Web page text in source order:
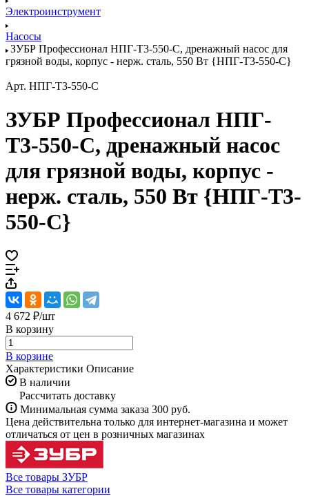
Электроинструмент
Насосы
ЗУБР Профессионал НПГ-Т3-550-С, дренажный насос для
грязной воды, корпус - нерж. сталь, 550 Вт {НПГ-Т3-550-С}
Арт. НПГ-Т3-550-С
ЗУБР Профессионал НПГ-
Т3-550-С, дренажный насос
для грязной воды, корпус -
нерж. сталь, 550 Вт {НПГ-Т3-
550-С}
4 672 ₽/шт
В корзину
В корзине
Характеристики Описание
В наличии
Рассчитать доставку
Минимальная сумма заказа 300 руб.
Цена действительна только для интернет-магазина и может
отличаться от цен в розничных магазинах
Все товары ЗУБР
Все товары категории